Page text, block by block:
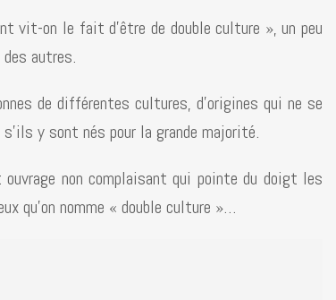
vit-on le fait d’être de double culture », un peu
des autres.
de différentes cultures, d’origines qui ne se
y sont nés pour la grande majorité.
non complaisant qui pointe du doigt les
qu’on nomme « double culture »…